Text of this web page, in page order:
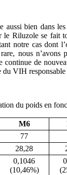
aussi bien dans
Riluzole se fait
notre cas dont
nous
continue de
du VIH
du poids en
M6
77
28,28
0,1046
(10,46%)